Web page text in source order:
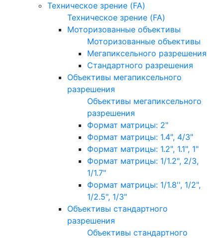
Техническое зрение (FA)
Техническое зрение (FA)
Моторизованные объективы
Моторизованные объективы
Мегапиксельного разрешения
Стандартного разрешения
Объективы мегапиксельного
разрешения
Объективы мегапиксельного
разрешения
Формат матрицы: 2"
Формат матрицы: 1.4", 4/3"
Формат матрицы: 1.2", 1.1", 1"
Формат матрицы: 1/1.2", 2/3,
1/1.7"
Формат матрицы: 1/1.8'', 1/2",
1/2.5", 1/3"
Объективы стандартного
разрешения
Объективы стандартного